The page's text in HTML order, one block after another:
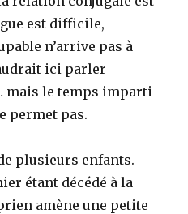
est difficile,
n’arrive pas à
ici parler
mais le temps imparti
permet pas.
plusieurs enfants.
étant décédé à la
amène une petite